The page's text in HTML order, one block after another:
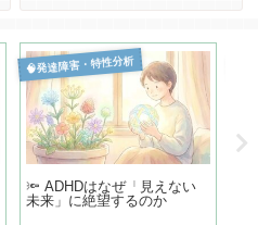
🧠発達障害・特性分析
🔦 ADHDはなぜ「見えない
未来」に絶望するのか